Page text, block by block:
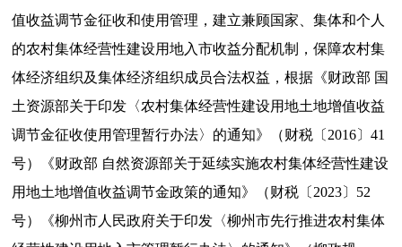
值收益调节金征收和使用管理，建立兼顾国家、集体和个人
的农村集体经营性建设用地入市收益分配机制，保障农村集
体经济组织及集体经济组织成员合法权益，根据《财政部 国
土资源部关于印发〈农村集体经营性建设用地土地增值收益
调节金征收使用管理暂行办法〉的通知》（财税〔2016〕41
号）《财政部 自然资源部关于延续实施农村集体经营性建设
用地土地增值收益调节金政策的通知》（财税〔2023〕52
号）《柳州市人民政府关于印发〈柳州市先行推进农村集体